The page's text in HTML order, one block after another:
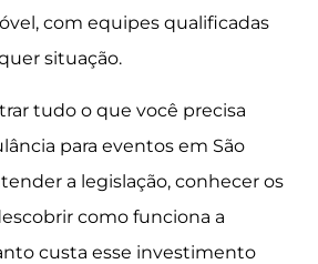
com equipes qualificadas
situação.
tudo o que você precisa
para eventos em São
a legislação, conhecer os
como funciona a
custa esse investimento